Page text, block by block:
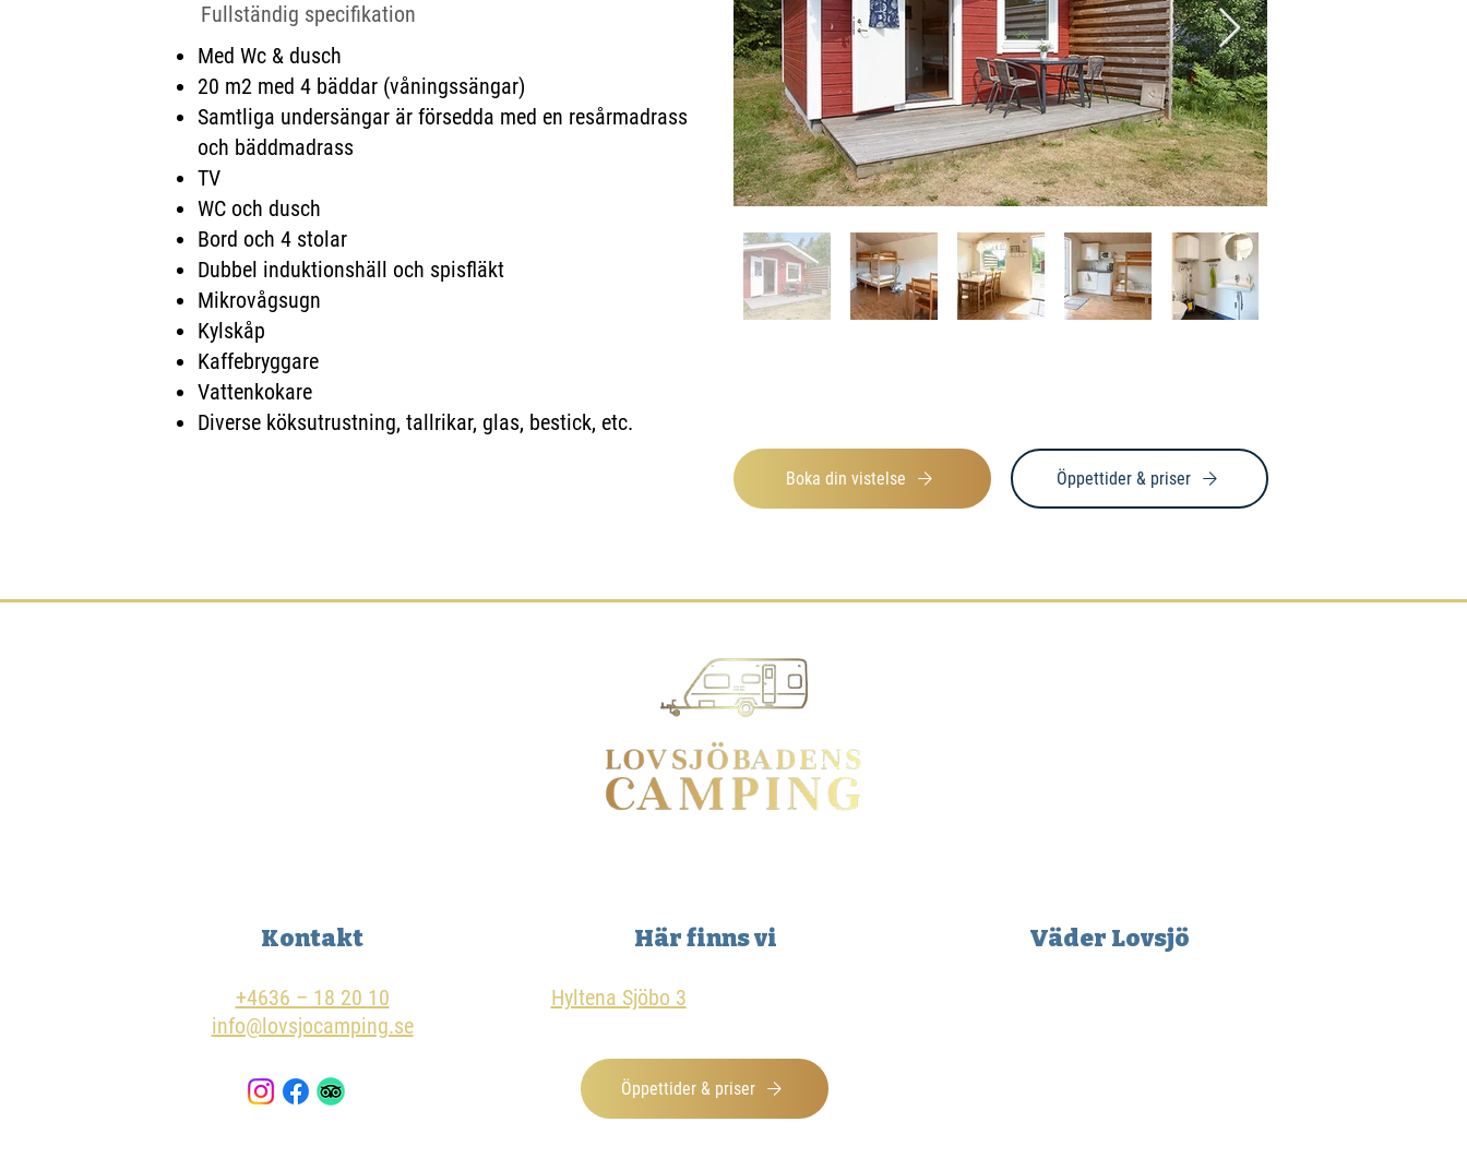
Fullständig specifikation
Med Wc & dusch
20 m2 med 4 bäddar (våningssängar)
Samtliga undersängar är försedda med en resårmadrass
och bäddmadrass
TV
WC och dusch
Bord och 4 stolar
Dubbel induktionshäll och spisfläkt
Mikrovågsugn
Kylskåp
Kaffebryggare
Vattenkokare
Diverse köksutrustning, tallrikar, glas, bestick, etc.
Boka din vistelse Öppettider & priser
Kontakt
+4636 – 18 20 10
info@lovsjocamping.se
Här finns vi
Hyltena Sjöbo 3
Öppettider & priser
Väder Lovsjö